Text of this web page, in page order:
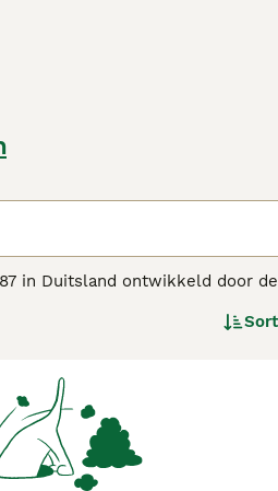
in Duitsland ontwikkeld door
gebruikt bij de jacht op zowel
dit hondenras.